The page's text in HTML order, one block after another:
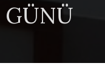
GÜNÜ